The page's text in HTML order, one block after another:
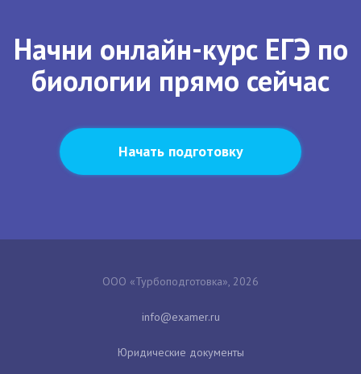
Начни онлайн-курс ЕГЭ по
биологии прямо сейчас
Начать подготовку
ООО «Турбоподготовка», 2026
Юридические документы